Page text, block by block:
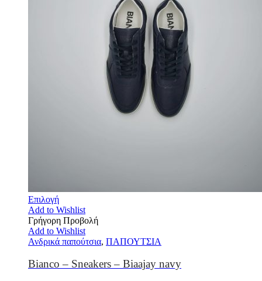
Επιλογή
Add to Wishlist
Γρήγορη Προβολή
Add to Wishlist
Ανδρικά παπούτσια, ΠΑΠΟΥΤΣΙΑ
Bianco – Sneakers – Biaajay navy